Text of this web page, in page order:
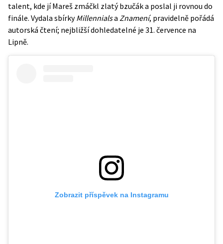
talent, kde jí Mareš zmáčkl zlatý bzučák a poslal ji rovnou do
finále. Vydala sbírkyMillennialsa Znamení, pravidelně pořádá
autorská čtení; nejbližší dohledatelné je 31. července na
Lipně.
Zobrazit příspěvek na Instagramu